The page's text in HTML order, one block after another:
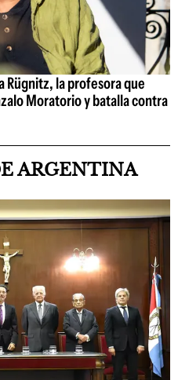
Rügnitz, la profesora que
Moratorio y batalla contra
ARGENTINA